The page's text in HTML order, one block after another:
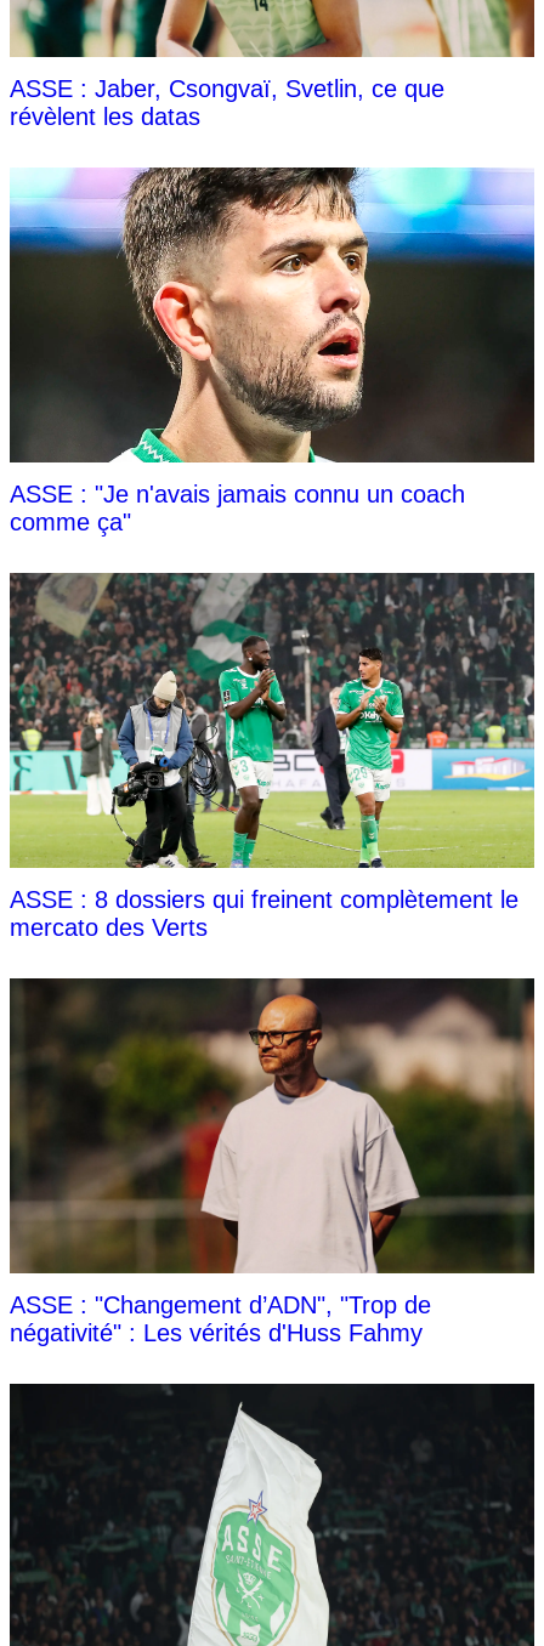
ASSE : Jaber, Csongvaï, Svetlin, ce que
révèlent les datas
ASSE : "Je n'avais jamais connu un coach
comme ça"
ASSE : 8 dossiers qui freinent complètement le
mercato des Verts
ASSE : "Changement d’ADN", "Trop de
négativité" : Les vérités d'Huss Fahmy